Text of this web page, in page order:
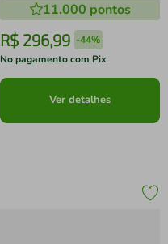
11.000 pontos
R$ 296,99 -44%
No pagamento com Pix
Ver detalhes